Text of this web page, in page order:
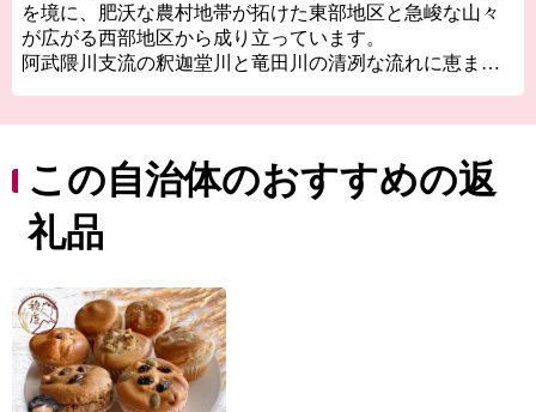
を境に、肥沃な農村地帯が拓けた東部地区と急峻な山々
が広がる西部地区から成り立っています。
阿武隈川支流の釈迦堂川と竜田川の清冽な流れに恵ま
「羽鳥湖」周辺の高原や二岐川の渓谷など変化に富ん
だ景観や、スキー場やゴルフ場などのリゾート施設、天
然温泉が楽しめる昔ながらの風情ある宿、天然の岩風呂
「森と湖といで湯の里」天栄村へ是非お越しください。
この自治体のおすすめの返
礼品